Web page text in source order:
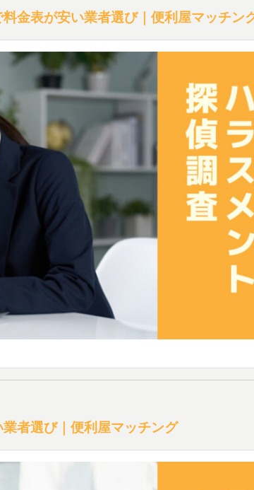
金表が安い業者選び｜便利屋マッチン
者選び｜便利屋マッチング